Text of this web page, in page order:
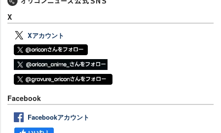
X
Xアカウント
Facebook
Facebookアカウント